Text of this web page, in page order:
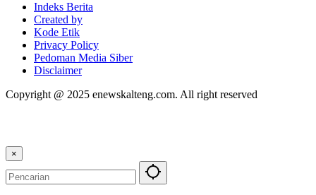
Indeks Berita
Created by
Kode Etik
Privacy Policy
Pedoman Media Siber
Disclaimer
Copyright @ 2025 enewskalteng.com. All right reserved
×